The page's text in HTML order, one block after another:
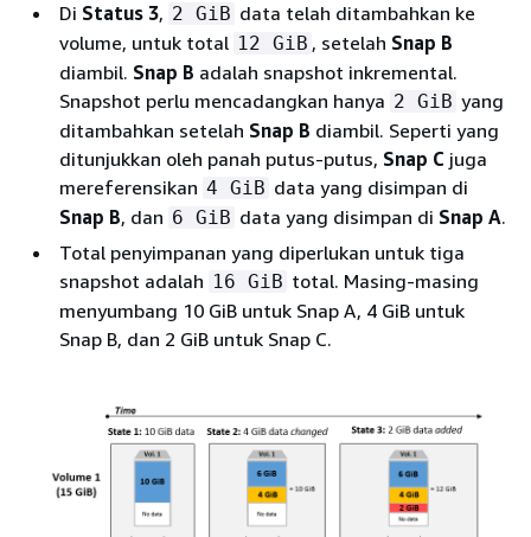
Di Status 3, 2 GiB data telah ditambahkan ke
volume, untuk total 12 GiB , setelah Snap B
diambil. Snap B adalah snapshot inkremental.
Snapshot perlu mencadangkan hanya 2 GiB yang
ditambahkan setelah Snap B diambil. Seperti yang
ditunjukkan oleh panah putus-putus, Snap C juga
mereferensikan 4 GiB data yang disimpan di
Snap B, dan 6 GiB data yang disimpan di Snap A.
Total penyimpanan yang diperlukan untuk tiga
snapshot adalah 16 GiB total. Masing-masing
menyumbang 10 GiB untuk Snap A, 4 GiB untuk
Snap B, dan 2 GiB untuk Snap C.